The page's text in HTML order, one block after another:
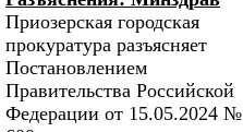
Приозерская городская
прокуратура разъясняет
Постановлением
Правительства Российской
Федерации от 15.05.2024 №